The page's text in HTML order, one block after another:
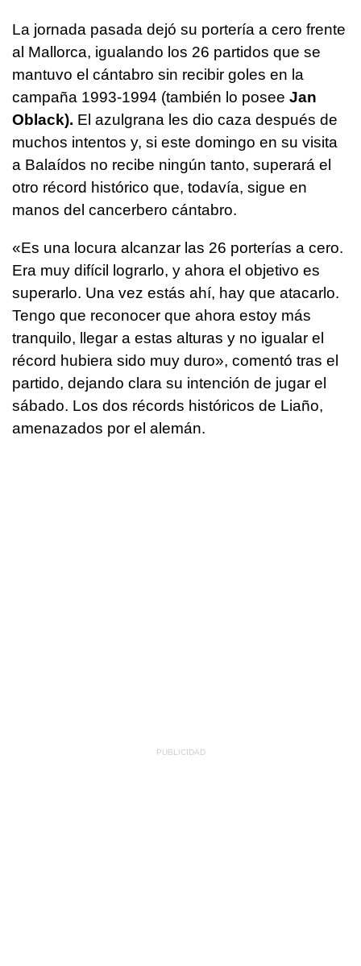
La jornada pasada dejó su portería a cero frente
al Mallorca, igualando los 26 partidos que se
mantuvo el cántabro sin recibir goles en la
campaña 1993-1994 (también lo posee Jan
Oblack). El azulgrana les dio caza después de
muchos intentos y, si este domingo en su visita
a Balaídos no recibe ningún tanto, superará el
otro récord histórico que, todavía, sigue en
manos del cancerbero cántabro.
«Es una locura alcanzar las 26 porterías a cero.
Era muy difícil lograrlo, y ahora el objetivo es
superarlo. Una vez estás ahí, hay que atacarlo.
Tengo que reconocer que ahora estoy más
tranquilo, llegar a estas alturas y no igualar el
récord hubiera sido muy duro», comentó tras el
partido, dejando clara su intención de jugar el
sábado. Los dos récords históricos de Liaño,
amenazados por el alemán.